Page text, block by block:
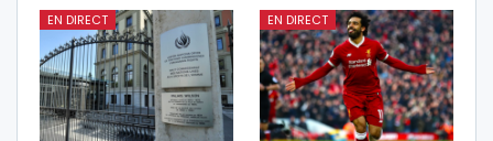
EN DIRECT EN DIRECT